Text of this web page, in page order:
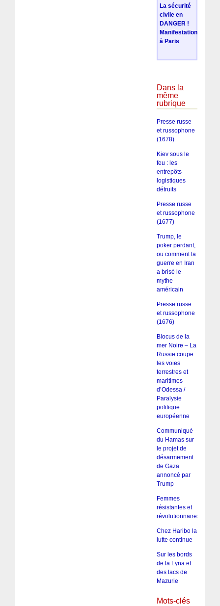
La sécurité
civile en
DANGER !
Manifestation
à Paris
Dans la
même
rubrique
Presse russe
et russophone
(1678)
Kiev sous le
feu : les
entrepôts
logistiques
détruits
Presse russe
et russophone
(1677)
Trump, le
poker perdant,
ou comment la
guerre en Iran
a brisé le
mythe
américain
Presse russe
et russophone
(1676)
Blocus de la
mer Noire – La
Russie coupe
les voies
terrestres et
maritimes
d’Odessa /
Paralysie
politique
européenne
Communiqué
du Hamas sur
le projet de
désarmement
de Gaza
annoncé par
Trump
Femmes
résistantes et
révolutionnaires
Chez Haribo la
lutte continue
Sur les bords
de la Lyna et
des lacs de
Mazurie
Mots-clés